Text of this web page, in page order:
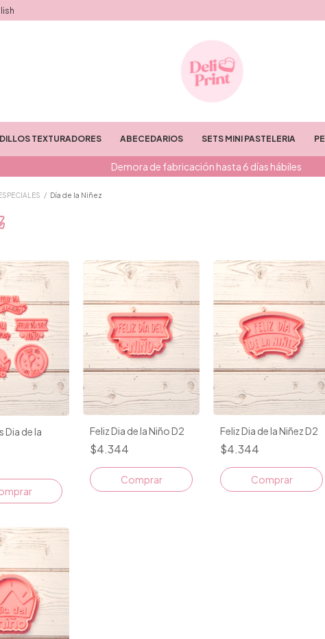
Demora de fabricación hasta 6 días hábiles
TEXTURADORES ABECEDARIOS SETS MINI PASTELERIA
/ Día de la Niñez
Dia de la
Feliz Dia de la Niño D2
$4.344
Comprar
Feliz Dia de la Niñez D2
$4.344
Comprar